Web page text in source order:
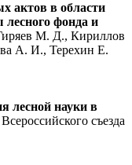
актов в области
фонда и
М. Д., Кириллов
А. И., Терехин Е.
лесной науки в
съезда